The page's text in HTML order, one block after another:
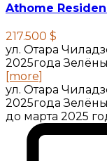
Athome
217.500 $
ул. Отара
2025года
[more]
ул. Отара
2025года
до марта 2025